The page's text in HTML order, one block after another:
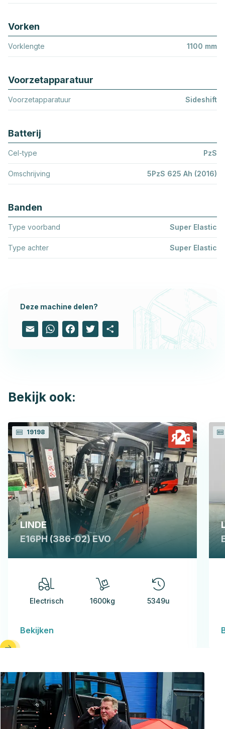
Vorken
Vorklengte 1100 mm
Voorzetapparatuur
Voorzetapparatuur Sideshift
Batterij
Cel-type PzS
Omschrijving 5PzS 625 Ah (2016)
Banden
Type voorband Super Elastic
Type achter Super Elastic
Deze machine delen?
Email WhatsAppFacebook
Twitter
Bekijk ook:
19198
LINDE
E16PH (386-02) EVO
Electrisch 1600kg 5349u
Bekijken